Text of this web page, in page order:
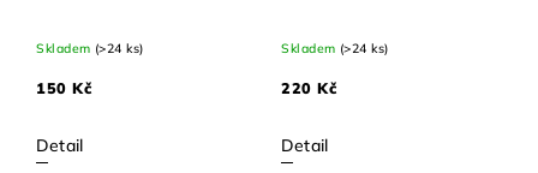
Skladem (>24 ks)
150 Kč
Detail
Skladem (>24 ks)
220 Kč
Detail